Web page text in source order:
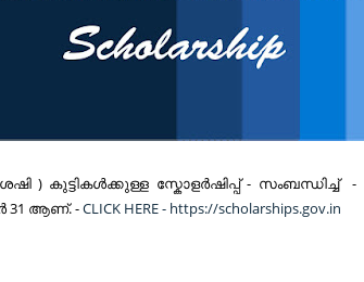
) കുട്ടികള്‍ക്കുള്ള സ്കോളര്‍ഷിപ്പ്‌ - സംബന്ധിച്ച് -
31 ആണ്. -CLICK HERE - https://scholarships.gov.in